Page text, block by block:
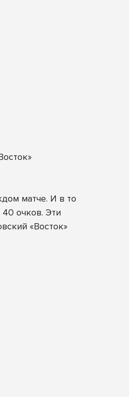
матче. И в то
очков. Эти
«Восток»